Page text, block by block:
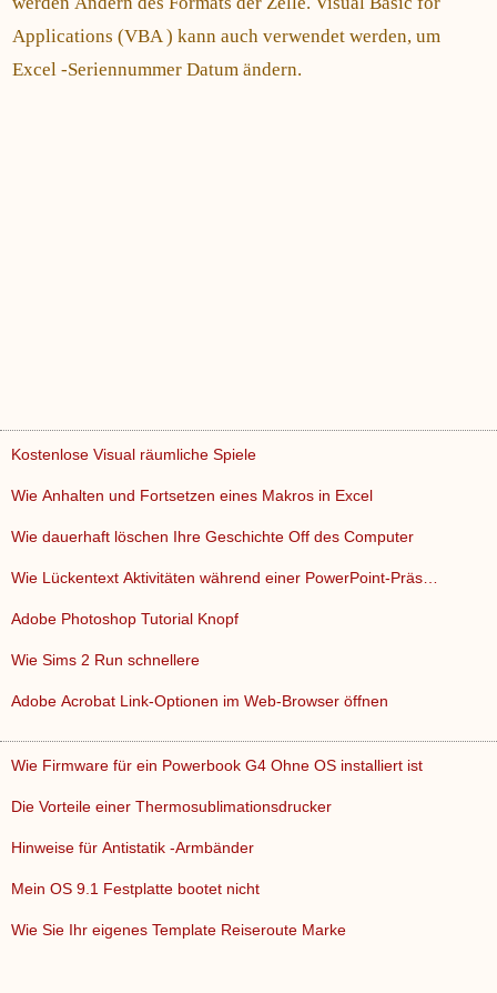
Applications (VBA ) kann auch verwendet werden, um
Excel -Seriennummer Datum ändern.
Kostenlose Visual räumliche Spiele
Wie Anhalten und Fortsetzen eines Makros in Excel
Wie dauerhaft löschen Ihre Geschichte Off des Computer
Wie Lückentext Aktivitäten während einer PowerPoint-Präs…
Adobe Photoshop Tutorial Knopf
Wie Sims 2 Run schnellere
Adobe Acrobat Link-Optionen im Web-Browser öffnen
Wie Firmware für ein Powerbook G4 Ohne OS installiert ist
Die Vorteile einer Thermosublimationsdrucker
Hinweise für Antistatik -Armbänder
Mein OS 9.1 Festplatte bootet nicht
Wie Sie Ihr eigenes Template Reiseroute Marke